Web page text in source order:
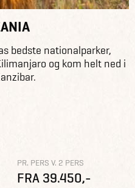
bedste nationalparker,
og kom helt ned i
PR. PERS V. 2 PERS
FRA 39.450,-